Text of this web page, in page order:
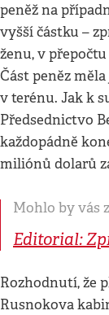
peněž na
vyšší částku –
ženu, v
Část peněz
v terénu. Jak k
Předsednictvo
každopádně
miliónů dolarů
Mohlo by vás
Editorial:
Rozhodnutí, že
Rusnokova